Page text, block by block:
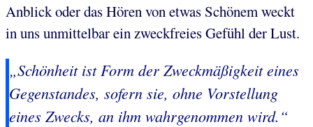
Anblick oder das Hören von etwas Schönem weckt
in uns unmittelbar ein zweckfreies Gefühl der Lust.
„Schönheit ist Form der Zweckmäßigkeit eines
Gegenstandes, sofern sie, ohne Vorstellung
eines Zwecks, an ihm wahrgenommen wird.“